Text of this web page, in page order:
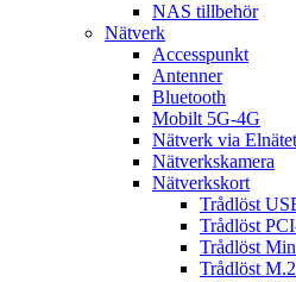
NAS tillbehör
Nätverk
Accesspunkt
Antenner
Bluetooth
Mobilt 5G-4G
Nätverk via Elnätet
Nätverkskamera
Nätverkskort
Trådlöst
Trådlöst
Trådlöst
Trådlöst M.2